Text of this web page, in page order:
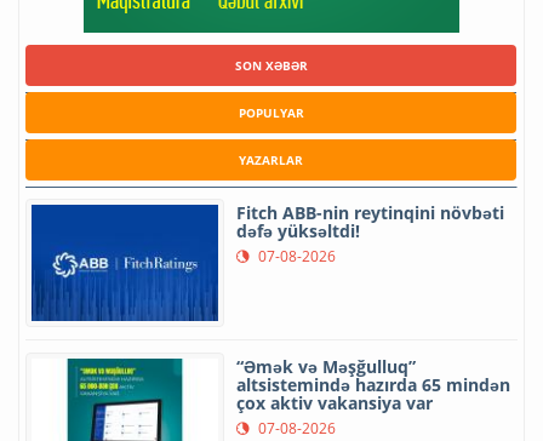
SON XƏBƏR
POPULYAR
YAZARLAR
Fitch ABB-nin reytinqini növbəti
dəfə yüksəltdi!
07-08-2026
“Əmək və Məşğulluq”
altsistemində hazırda 65 mindən
çox aktiv vakansiya var
07-08-2026